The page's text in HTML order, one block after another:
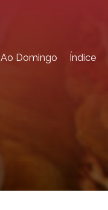
Ao Domingo Índice